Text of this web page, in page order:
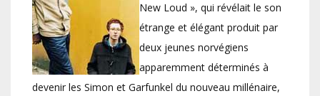
New Loud », qui révélait le son
étrange et élégant produit par
deux jeunes norvégiens
apparemment déterminés à
devenir les Simon et Garfunkel du nouveau millénaire,